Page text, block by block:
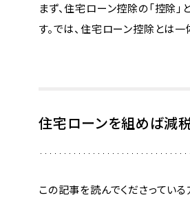
まず、住宅ローン控除の「控除
す。では、住宅ローン控除とは一
住宅ローンを組めば減
この記事を読んでくださってい